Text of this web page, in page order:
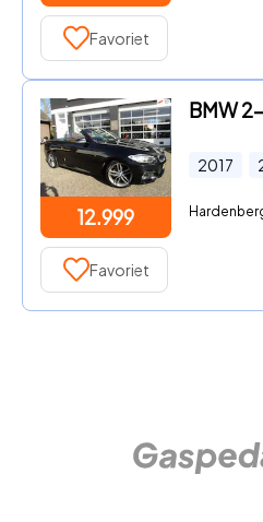
Favoriet
12.999
2017
Favoriet